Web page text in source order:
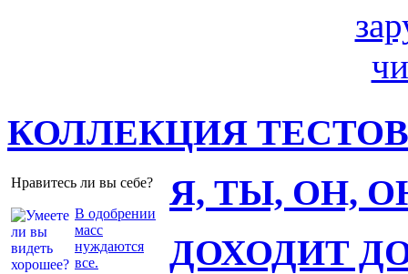
КОЛЛЕКЦИЯ ТЕСТОВ
Нравитесь ли вы себе?
В одобрении
масс
нуждаются
все.
Я, ТЫ, ОН,
ДОХОДИТ